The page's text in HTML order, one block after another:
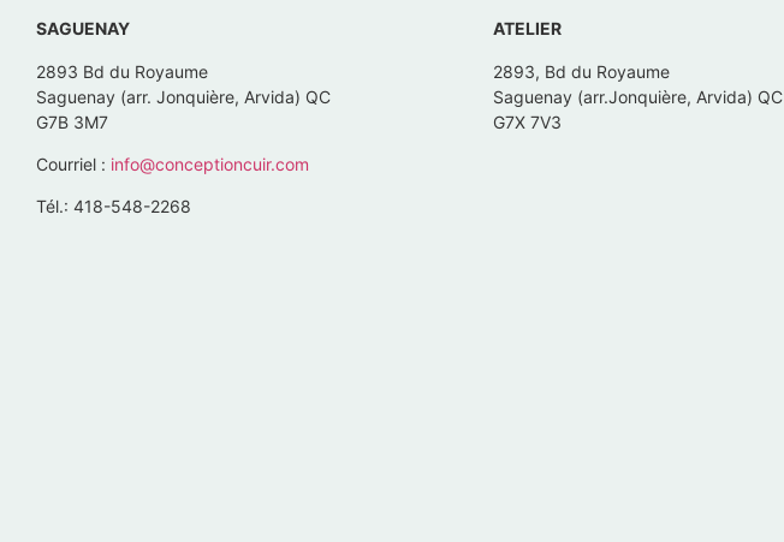
SAGUENAY
2893 Bd du Royaume
Saguenay (arr. Jonquière, Arvida) QC
G7B 3M7
Courriel : info@conceptioncuir.com
Tél.: 418-548-2268
ATELIER
2893, Bd du Royaume
Saguenay (arr.Jonquière, Arvida) QC
G7X 7V3